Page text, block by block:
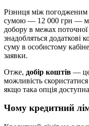
Різниця між
сумою — 12 000 грн —
добору в межах
знадобляться додаткові
суму в особистому
заявки.
Отже, добір коштів — це
можливість
якщо така опція
Чому кредитний